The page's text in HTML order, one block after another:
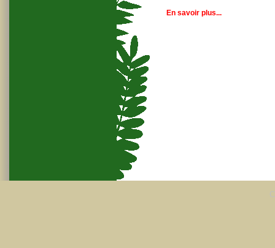
En savoir plus...